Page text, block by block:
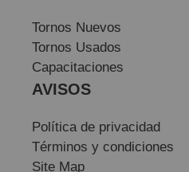
Tornos Nuevos
Tornos Usados
Capacitaciones
AVISOS
Política de privacidad
Términos y condiciones
Site Map